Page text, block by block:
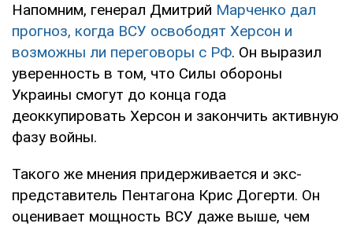
Напомним, генерал Дмитрий Марченко дал
прогноз, когда ВСУ освободят Херсон и
возможны ли переговоры с РФ. Он выразил
уверенность в том, что Силы обороны
Украины смогут до конца года
деоккупировать Херсон и закончить активную
фазу войны.
Такого же мнения придерживается и экс-
представитель Пентагона Крис Догерти. Он
оценивает мощность ВСУ даже выше, чем